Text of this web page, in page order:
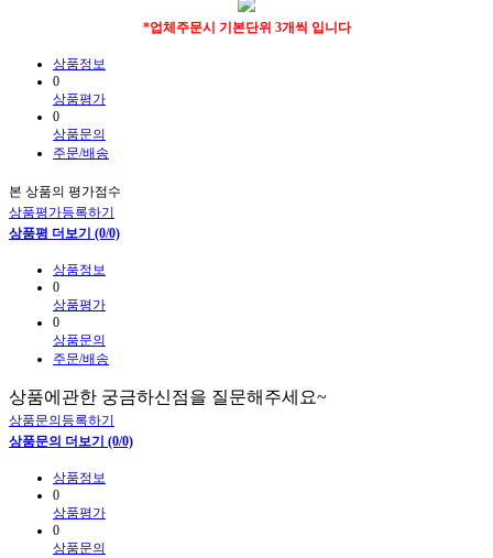
*업체주문시 기본단위 3개씩 입니다
상품정보
0
상품평가
0
상품문의
주문/배송
본 상품의 평가점수
상품평가등록하기
상품평 더보기 (0/0)
상품정보
0
상품평가
0
상품문의
주문/배송
상품에관한 궁금하신점을 질문해주세요~
상품문의등록하기
상품문의 더보기 (0/0)
상품정보
0
상품평가
0
상품문의